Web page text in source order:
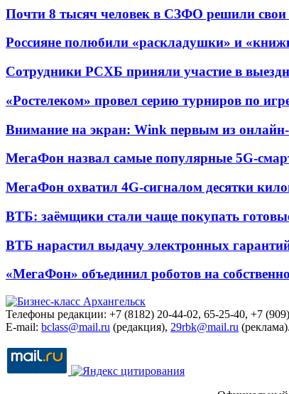
Почти 8 тысяч человек в СЗФО решили
Россияне полюбили «раскладушки» и
Сотрудники РСХБ приняли участие в
«Ростелеком» провел серию турниров по
Внимание на экран: Wink первым из
МегаФон назвал самые популярные 5G-
МегаФон охватил 4G-сигналом десятки
ВТБ: заёмщики стали чаще покупать
ВТБ нарастил выдачу электронных
«МегаФон» объединил роботов на
Телефоны редакции: +7 (8182) 20-44-02, 65-25-40, +7
E-mail: bclass@mail.ru (редакция), 29rbk@mail.ru (реклама).